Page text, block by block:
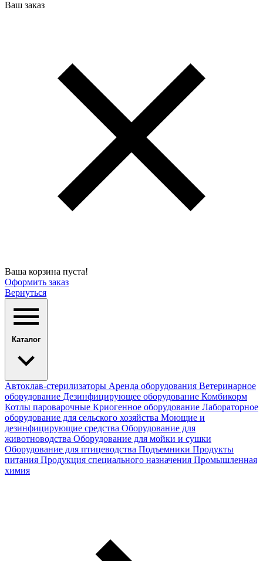
Ваш заказ
Ваша корзина пуста!
Оформить заказ
Вернуться
Каталог
Автоклав-стерилизаторы Аренда оборудования Ветеринарное
оборудование Дезинфицирующее оборудование Комбикорм
Котлы пароварочные Криогенное оборудование Лабораторное
оборудование для сельского хозяйства Моющие и
дезинфицирующие средства Оборудование для
животноводства Оборудование для мойки и сушки
Оборудование для птицеводства Подъемники Продукты
питания Продукция специального назначения Промышленная
химия